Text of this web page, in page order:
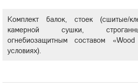
Комплект балок, стоек (сшитые/
камерной сушки,
огнебиозащитным составом
условиях).